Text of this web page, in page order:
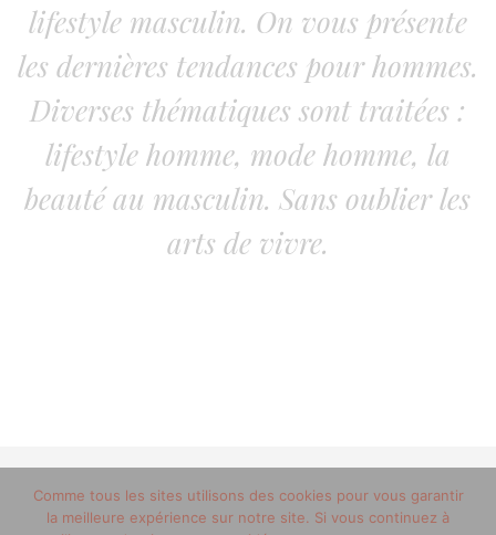
lifestyle masculin. On vous présente
les dernières tendances pour hommes.
Diverses thématiques sont traitées :
lifestyle homme, mode homme, la
beauté au masculin. Sans oublier les
arts de vivre.
© 2012-2020 copyright trucsdemec.fr - blog lifestyle
masculin/Tous droits réservés
Comme tous les sites utilisons des cookies pour vous garantir
la meilleure expérience sur notre site. Si vous continuez à